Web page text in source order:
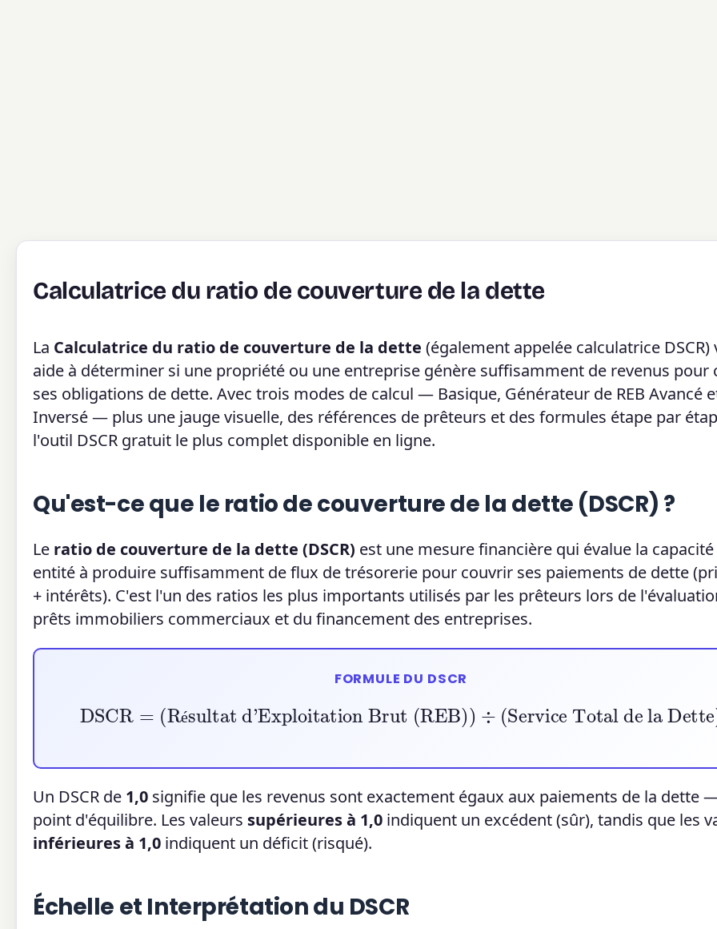
Calculatrice du ratio de couverture de la dette
La Calculatrice du ratio de couverture de la dette (également appelée calculatrice DSCR)
aide à déterminer si une propriété ou une entreprise génère suffisamment de revenus pour
ses obligations de dette. Avec trois modes de calcul — Basique, Générateur de REB Avancé
Inversé — plus une jauge visuelle, des références de prêteurs et des formules étape par
l'outil DSCR gratuit le plus complet disponible en ligne.
Qu'est-ce que le ratio de couverture de la dette (DSCR) ?
Le ratio de couverture de la dette (DSCR) est une mesure financière qui évalue la
entité à produire suffisamment de flux de trésorerie pour couvrir ses paiements de dette
+ intérêts). C'est l'un des ratios les plus importants utilisés par les prêteurs lors de
prêts immobiliers commerciaux et du financement des entreprises.
FORMULE DU DSCR
é
DSCR= Résultat d'Exploitation Brut (REB))÷ Service Total de la Dette)
Un DSCR de 1,0 signifie que les revenus sont exactement égaux aux paiements de la dette
point d'équilibre. Les valeurs supérieures à 1,0 indiquent un excédent (sûr), tandis que les
inférieures à 1,0 indiquent un déficit (risqué).
Échelle et Interprétation du DSCR